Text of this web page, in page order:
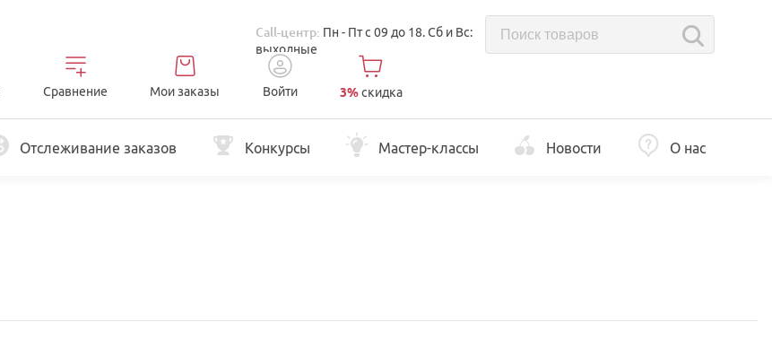
Call-центр: Пн - Пт с 09 до 18. Сб и Вс:
выходные
Сравнение Мои заказы Войти 3%скидка
Отслеживание заказов Конкурсы Мастер-классы Новости О нас